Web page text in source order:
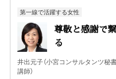
第一線で活躍する女性
尊敬と感謝で
る
井出元子（小宮コンサルタンツ秘
講師）